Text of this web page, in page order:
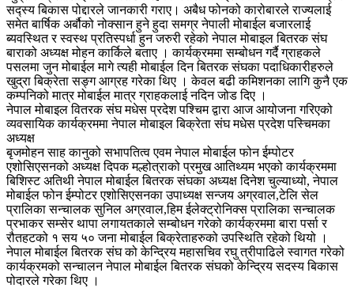
सद्स्य बिकास पोद्दारले जानकारी गराए। अबैध फोनको कारोबारले राज्यलाई
समेत बार्षिक अर्बौको नोक्सान हुने हुदा समग्र नेपाली मोबाईल बजारलाई
ब्यवस्थित र स्वस्थ प्रतिस्पर्धा हुन जरुरी रहेको नेपाल मोबाइल बितरक संघ
बाराको अध्यक्ष मोहन कार्किले बताए । कार्यक्रममा सम्बोधन गर्दै ग्राहकले
पसलमा जुन मोबाईल मागे त्यही मोबाईल दिन बितरक संघका पदाधिकारीहरुले
खुद्रा बिक्रेता सङ्ग आग्रह गरेका थिए । केवल बढी कमिशनका लागि कुनै एक
कम्पनिको मात्र मोबाईल मात्र ग्राहकलाई नदिन जोड दिए ।
नेपाल मोबाइल वितरक संघ मधेस प्रदेश पश्चिम द्वारा आज आयोजना गरिएको
व्यवसायिक कार्यक्रममा नेपाल मोबाइल बिक्रेता संघ मधेस प्रदेश पस्चिमका
अध्यक्ष
बृजमोहन साह कानुको सभापतित्व एवम नेपाल मोबाईल फोन ईम्पोटर
एशोसिएसनको अध्यक्ष दिपक मल्होत्राको प्रमुख आतिथ्यम भएको कार्यक्रममा
बिशिस्ट अतिथी नेपाल मोबाईल बितरक संघका अध्यक्ष दिनेश चुल्याध्यो, नेपाल
मोबाईल फोन ईम्पोटर एशोसिएसनका उपाध्यक्ष सन्जय अग्रवाल,टेलि सेल
प्रालिका सन्चालक सुनिल अग्रवाल,हिम ईलेक्ट्रोनिक्स प्रालिका सन्चालक
प्रभाकर सम्सेर थापा लगायतकाले सम्बोधन गरेको कार्यक्रममा बारा पर्सा र
रौतहटको १ सय ५० जना मोबाईल बिक्रेताहरुको उपस्थिति रहेको थियो ।
नेपाल मोबाईल बितरक संघ को केन्द्रिय महासचिव रघु त्रीपाढिले स्वागत गरेको
कार्यक्रमको सन्चालन नेपाल मोबाईल बितरक संघको केन्द्रिय सदस्य बिकास
पोदारले गरेका थिए ।